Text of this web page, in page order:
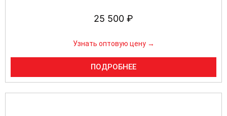
25 500 ₽
Узнать оптовую цену →
ПОДРОБНЕЕ